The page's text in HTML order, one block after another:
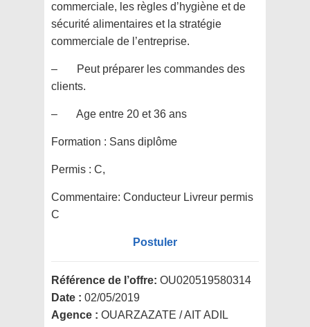
commerciale, les règles d’hygiène et de
sécurité alimentaires et la stratégie
commerciale de l’entreprise.
– Peut préparer les commandes des
clients.
– Age entre 20 et 36 ans
Formation : Sans diplôme
Permis : C,
Commentaire: Conducteur Livreur permis
C
Postuler
Référence de l’offre: OU020519580314
Date : 02/05/2019
Agence : OUARZAZATE / AIT ADIL